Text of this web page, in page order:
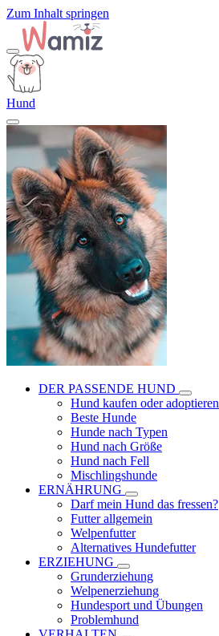
Zum Inhalt springen
Hund
DER PASSENDE HUND
Hund kaufen oder adoptieren
Beste Hunde
Hunde nach Typen
Hund nach Größe
Hund nach Fell
Mischlingshunde
ERNÄHRUNG
Darf mein Hund das fressen?
Futter allgemein
Welpenfutter
Alternatives Hundefutter
ERZIEHUNG
Grunderziehung
Welpenerziehung
Hundesport und Übungen
Problemhund